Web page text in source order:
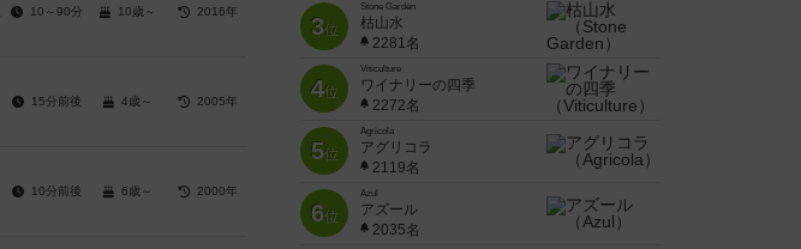
10～90分 10歳～ 2016年
15分前後 4歳～ 2005年
10分前後 6歳～ 2000年
3位
Stone Garden
枯山水
2281名
4位
Viticulture
ワイナリーの四季
2272名
5位
Agricola
アグリコラ
2119名
6位
Azul
アズール
2035名